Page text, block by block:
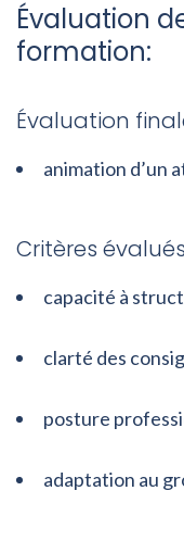
Évaluation
formation:
Évaluation
animation d’un
Critères évalués
capacité à
clarté des
posture
adaptation au